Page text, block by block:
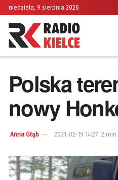
niedziela, 9 sierpnia 2026
Polska
nowy
Anna Głąb 2021-02-19 14:27 2